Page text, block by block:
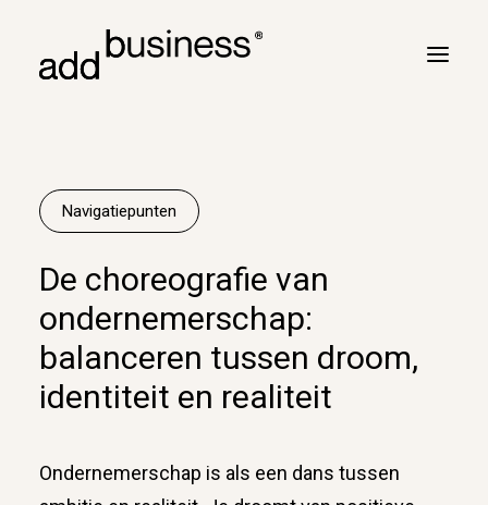
Turbulentie
Vluchtbriefing
Cross border
Klanten
Marc Neyrinck
Logboek
Navigatiepunten
De choreografie van
ondernemerschap:
balanceren tussen droom,
identiteit en realiteit
Ondernemerschap is als een dans tussen